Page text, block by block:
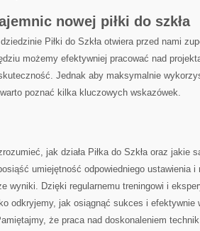
nowej ⁢piłki do szkła
Piłki do Szkła otwiera przed nami
możemy efektywniej pracować nad
Jednak⁢ aby maksymalnie
⁢poznać kilka kluczowych wskazówek.
jak działa Piłka do Szkła oraz jakie
umiejętność odpowiedniego ustawienia
wyniki. Dzięki regularnemu treningowi i⁢
odkryjemy, jak osiągnąć sukces i efektywnie
że praca nad doskonaleniem